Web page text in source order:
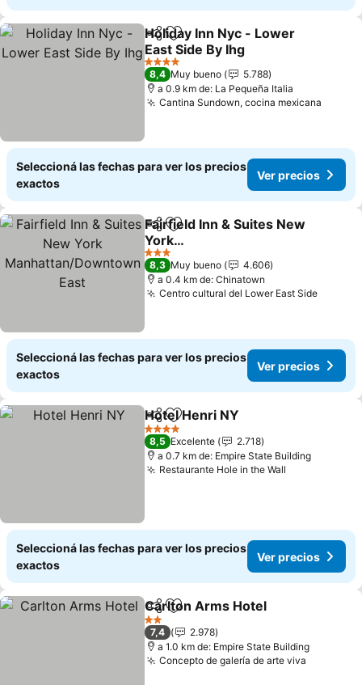
CompartirAñadir a favoritos
Holiday Inn Nyc - Lower
East Side By Ihg
Ver precios
4 Estrellas
8,4 Muy bueno
5.788
a 0.9 km de: La Pequeña Italia
Cantina Sundown, cocina mexicana
Seleccioná las fechas para ver los precios
exactos
Ver precios
CompartirAñadir a favoritos
Fairfield Inn & Suites New
York
Manhattan/Downtown
East
Ver precios
3 Estrellas
8,3 Muy bueno
4.606
a 0.4 km de: Chinatown
Centro cultural del Lower East SideVer
Seleccioná las fechas para ver los precios
exactos
Ver precios
CompartirAñadir a favoritos
Hotel Henri NY
4 Estrellas
8,5 Excelente
2.718
a 0.7 km de: Empire State Building
Restaurante Hole in the Wall
Seleccioná las fechas para ver los precios
exactos
Ver precios
CompartirAñadir a favoritos
Carlton Arms Hotel
2 Estrellas
7,4
2.978
a 1.0 km de: Empire State Building
Concepto de galería de arte viva